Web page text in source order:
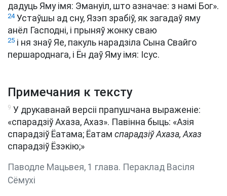
дадуць Яму імя: Эмануіл, што азначае: з намі Бог».
24Устаўшы ад сну, Язэп зрабіў, як загадаў яму
анёл Гасподні, і прыняў жонку сваю
25 і ня знаў Яе, пакуль нарадзіла Сына Свайго
першароднага, і Ён даў Яму імя: Ісус.
Примечания к тексту
9 У друкаванай версіі прапушчана выраженіе:
«спарадзіў Ахаза, Ахаз». Павінна быць: «Азія
спарадзіў Ёатама; Ёатам спарадзіў Ахаза, Ахаз
спарадзіў Ёзэкію;»
Паводле Мацьвея, 1 глава. Пераклад Васіля
Сёмухі